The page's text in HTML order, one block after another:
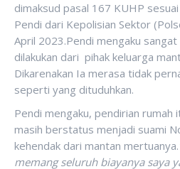
dimaksud pasal 167 KUHP
Pendi dari Kepolisian Sektor
April 2023.Pendi mengaku
dilakukan dari pihak keluarga
Dikarenakan Ia merasa tidak
seperti yang dituduhkan.
Pendi mengaku, pendirian rumah
masih berstatus menjadi suami
kehendak dari mantan mertuanya.
memang seluruh biayanya saya